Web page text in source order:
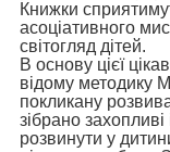
Книжки
асоціативного
світогляд дітей.
В основу цієї
відому методику
покликану
зібрано
розвинути у